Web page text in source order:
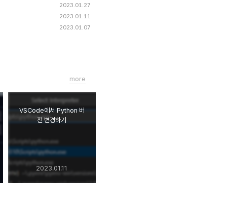
2023.01.27
2023.01.11
2023.01.07
VSCode에서 Python 버
전 변경하기
2023.01.11
more